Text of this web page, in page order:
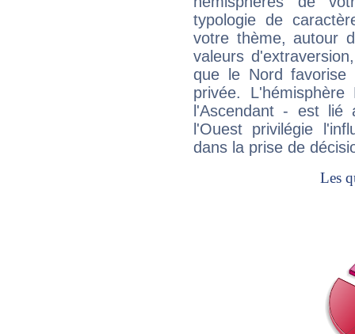
typologie de
votre thème, autour
valeurs
que le Nord favorise
privée.
l'Ascendant - est
l'Ouest privilégie
dans la prise de